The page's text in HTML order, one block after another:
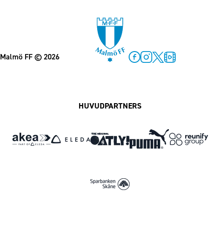
Malmö FF© 2026
HUVUDPARTNERS